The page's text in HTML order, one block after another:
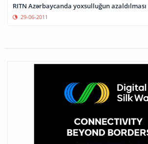
RITN Azərbaycanda yoxsulluğun
29-06-2011